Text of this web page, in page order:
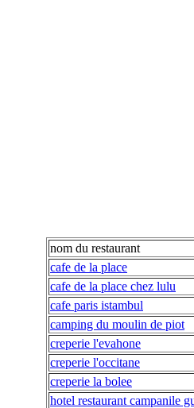
nom du restaurant
cafe de la place
cafe de la place chez lulu
cafe paris istambul
camping du moulin de piot
creperie l'evahone
creperie l'occitane
creperie la bolee
hotel restaurant campanile